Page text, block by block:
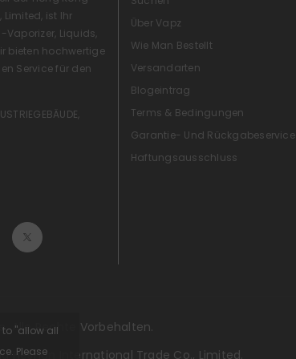
ist Ihr
Vaporizer, Liquids,
bieten hochwertige
Service für den
Über Vapz
Wie Man Bestellt
Versandarten
Blogeintrag
Terms & Bedingungen
Garantie- Und Rückgabeservice
Haftungsausschluss
Alle Rechte Vorbehalten.
Heshun International Trade Co., Limited.
to "allow all
Please